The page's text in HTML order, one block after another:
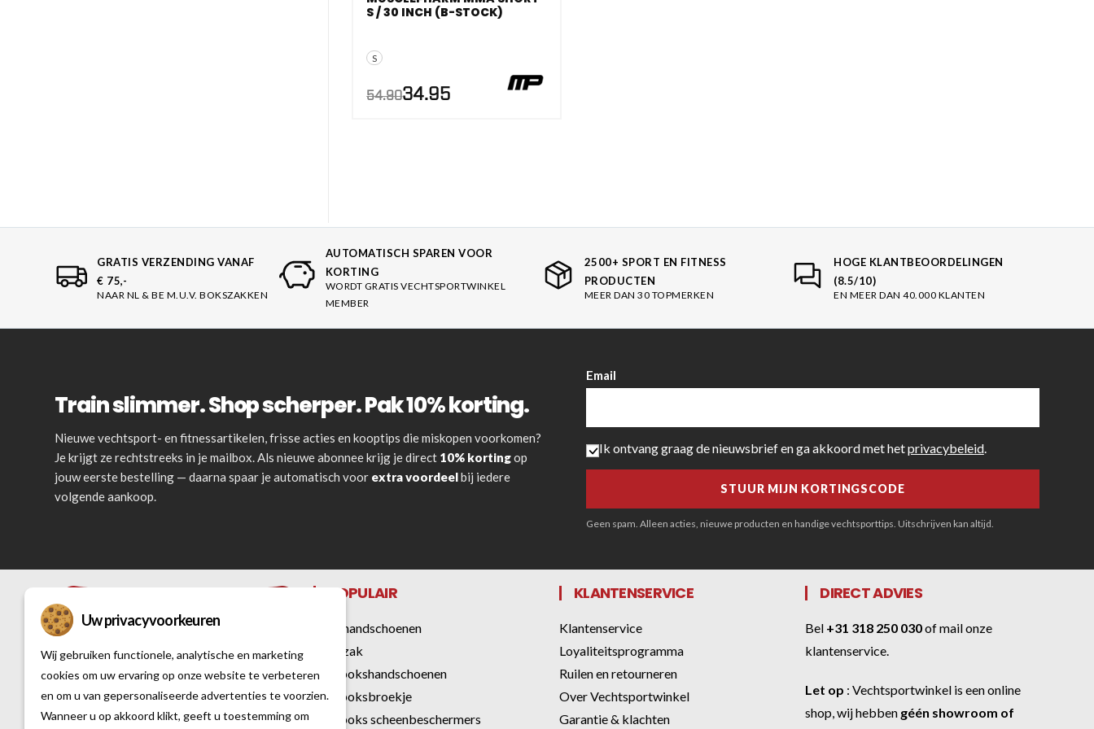
Voor dames
AANBIEDING!
S
S / 30 INCH (B-STOCK)
54.90
Oorspronkelijke
prijs
34.95
Huidige
prijs
GRATIS VERZENDING VANAF
€ 75,-
NAAR NL & BE M.U.V. BOKSZAKKEN
AUTOMATISCH SPAREN VOOR
KORTING
WORDT GRATIS VECHTSPORTWINKEL
MEMBER
2500+ SPORT EN FITNESS
PRODUCTEN
MEER DAN 30 TOPMERKEN
HOGE KLANTBEOORDELINGEN
(8.5/10)
EN MEER DAN 40.000 KLANTEN
Train slimmer. Shop scherper. Pak 10% korting.
Nieuwe vechtsport- en fitnessartikelen, frisse acties en kooptips die miskopen voorkomen?
Je krijgt ze rechtstreeks in je mailbox. Als nieuwe abonnee krijg je direct 10% kortingop
jouw eerste bestelling — daarna spaar je automatisch voor extra voordeelbij iedere
volgende aankoop.
Email
Ik ontvang graag de nieuwsbrief en ga akkoord met hetprivacybeleid.
Geen spam. Alleen acties, nieuwe producten en handige vechtsporttips. Uitschrijven kan altijd.
Al sinds 2007 is Vechtsportwinkel dé
POPULAIR
Bokshandschoenen
Bokszak
Kickbokshandschoenen
Kickboksbroekje
Kickboks scheenbeschermers
KLANTENSERVICE
Klantenservice
Loyaliteitsprogramma
Ruilen en retourneren
Over Vechtsportwinkel
Garantie & klachten
DIRECT ADVIES
Bel +31 318 250 030ofmail onze
klantenservice.
Let op :Vechtsportwinkel is een online
shop, wij hebben géén showroom of
Uw privacyvoorkeuren
Wij gebruiken functionele, analytische en marketing
cookies om uw ervaring op onze website te verbeteren
en om u van gepersonaliseerde advertenties te voorzien.
Wanneer u op akkoord klikt, geeft u toestemming om